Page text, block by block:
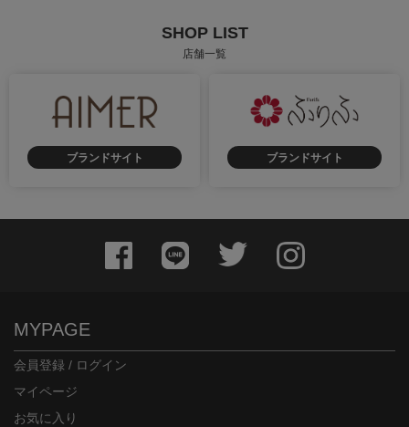
SHOP LIST
店舗一覧
ブランドサイト ブランドサイト
MYPAGE
会員登録 / ログイン
マイページ
お気に入り